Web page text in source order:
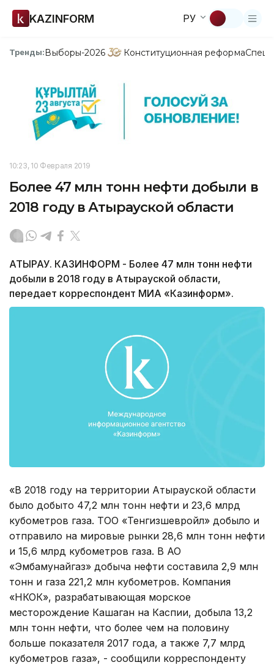
KAZINFORM РУ
Тренды:Выборы-2026 Конституционная реформа
10:23, 10 Февраля 2019
Более 47 млн тонн нефти добыли в
2018 году в Атырауской области
АТЫРАУ. КАЗИНФОРМ - Более 47 млн тонн нефти
добыли в 2018 году в Атырауской области,
передает корреспондент МИА «Казинформ».
«В 2018 году на территории Атырауской области
было добыто 47,2 млн тонн нефти и 23,6 млрд
кубометров газа. ТОО «Тенгизшевройл» добыло и
отправило на мировые рынки 28,6 млн тонн нефти
и 15,6 млрд кубометров газа. В АО
«Эмбамунайгаз» добыча нефти составила 2,9 млн
тонн и газа 221,2 млн кубометров. Компания
«НКОК», разрабатывающая морское
месторождение Кашаган на Каспии, добыла 13,2
млн тонн нефти, что более чем на половину
больше показателя 2017 года, а также 7,7 млрд
кубометров газа», - сообщили корреспонденту